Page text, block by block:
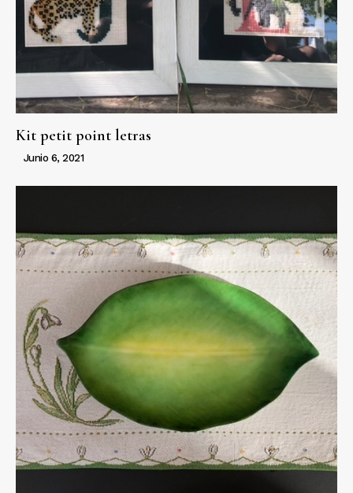
Kit petit point letras
Junio 6, 2021